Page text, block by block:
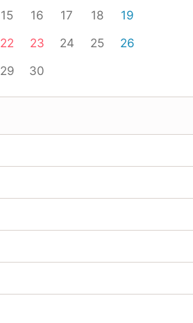
15 16 17 18
19
22 23 24 25
26
29 30